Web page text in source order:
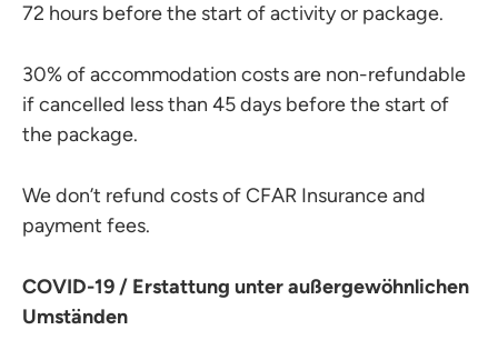
72 hours before the start of activity or package.
30% of accommodation costs are non-refundable
if cancelled less than 45 days before the start of
the package.
We don’t refund costs of CFAR Insurance and
payment fees.
COVID-19 / Erstattung unter außergewöhnlichen
Umständen